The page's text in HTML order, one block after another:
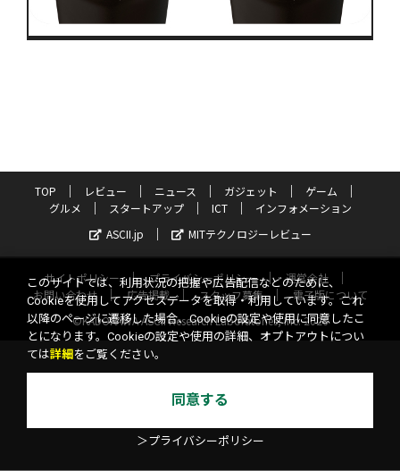
TOP レビュー ニュース ガジェット
ゲーム
グルメ
スタートアップ ICT
インフォメーション
ASCII.jp
MITテクノロジーレビュー
サイトポリシー プライバシーポリシー
運営会社
お問い合わせ
広告掲載 スタッフ募集
電子版について
©KADOKAWA ASCII Research Laboratories, Inc. 2026
このサイトでは、利用状況の把握や広告配信などのために、
Cookieを使用してアクセスデータを取得・利用しています。これ
以降のページに遷移した場合、Cookieの設定や使用に同意したこ
とになります。Cookieの設定や使用の詳細、オプトアウトについ
ては詳細 をご覧ください。
同意する
＞プライバシーポリシー